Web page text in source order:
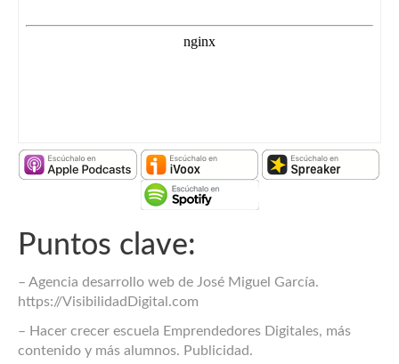
Puntos clave:
– Agencia desarrollo web de José Miguel García.
https://VisibilidadDigital.com
– Hacer crecer escuela Emprendedores Digitales, más
contenido y más alumnos. Publicidad.